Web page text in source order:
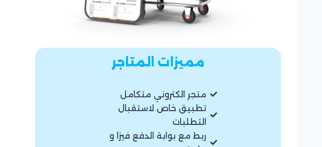
مميزات المتاجر
متجر الكتروني متكامل
تطبيق خاص لاستقبال
التطلبات
ربط مع بوابة الدفع فيزا و